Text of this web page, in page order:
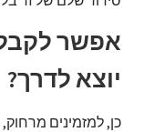
אפשר
יוצא לדרך?
כן, למזמינים